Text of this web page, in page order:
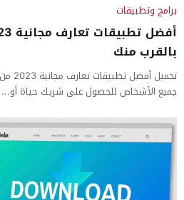
برامج وتطبيقات
بالقرب منك
جميع الأشخاص للحصول على شريك حياة أو...